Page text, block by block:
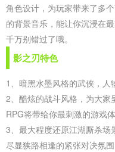
角色设计，为玩家带来了多
的背景音乐，能让你沉浸在
千万别错过了哦。
影之刃特色
1、暗黑水墨风格的武侠，人
2、酷炫的战斗风格，为大
RPG将带给你最刺激的游戏体
3、最大程度还原江湖厮杀场
尽显狭路相逢的紧张对决氛围